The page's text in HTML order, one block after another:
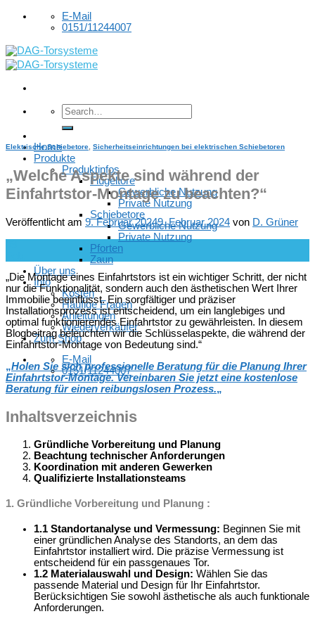
Skip
E-Mail
0151/11244007
Home
Produkte
Produktinfos
Flügeltore
Gewerbliche Nutzung
Private Nutzung
Schiebetore
Gewerbliche Nutzung
Private Nutzung
Pforten
Zaun
Über uns
Info
Kosten
Häufige Fragen
Anleitungen
Wiederverkäufer
Zum Shop
E-Mail
0151/11244007
Elektrische Schiebetore Sicherheitseinrichtungen bei elektrischen Schiebetoren
„Welche Aspekte sind während der
Einfahrtstor-Montage zu beachten?“
Veröffentlicht am 9. Februar 20249. Februar 2024 von D. Grüner
„Die Montage eines Einfahrtstors ist ein wichtiger Schritt, der nicht
nur die Funktionalität, sondern auch den ästhetischen Wert Ihrer
Immobilie beeinflusst. Ein sorgfältiger und präziser
Installationsprozess ist entscheidend, um ein langlebiges und
optimal funktionierendes Einfahrtstor zu gewährleisten. In diesem
Blogbeitrag beleuchten wir die Schlüsselaspekte, die während der
Einfahrtstor-Montage von Bedeutung sind.“
„Holen Sie sich professionelle Beratung für die Planung Ihrer
Einfahrtstor-Montage. Vereinbaren Sie jetzt eine kostenlose
Beratung für einen reibungslosen Prozess.„
Inhaltsverzeichnis
Gründliche Vorbereitung und Planung
Beachtung technischer Anforderungen
Koordination mit anderen Gewerken
Qualifizierte Installationsteams
1. Gründliche Vorbereitung und Planung :
1.1 Standortanalyse und Vermessung: Beginnen Sie mit
einer gründlichen Analyse des Standorts, an dem das
Einfahrtstor installiert wird. Die präzise Vermessung ist
entscheidend für ein passgenaues Tor.
1.2 Materialauswahl und Design: Wählen Sie das
passende Material und Design für Ihr Einfahrtstor.
Berücksichtigen Sie sowohl ästhetische als auch funktionale
Anforderungen.